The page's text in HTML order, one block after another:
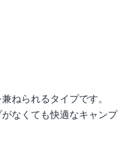
ねられるタイプです。
なくても快適なキャンプ